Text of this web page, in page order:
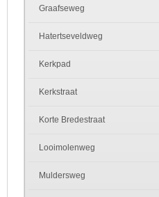
Graafseweg
Hatertseveldweg
Kerkpad
Kerkstraat
Korte Bredestraat
Looimolenweg
Muldersweg